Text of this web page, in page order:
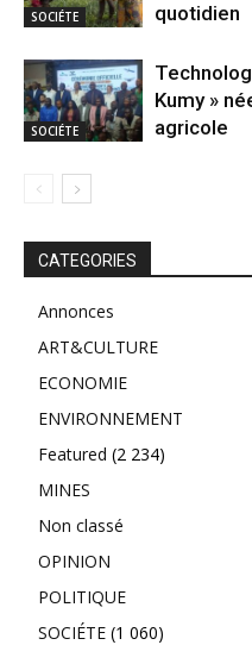
SOCIÉTE
quotidien
SOCIÉTE
Kumy »
agricole
CATEGORIES
Annonces
ART&CULTURE
ECONOMIE
ENVIRONNEMENT
Featured (2 234)
MINES
Non classé
OPINION
POLITIQUE
SOCIÉTE (1 060)